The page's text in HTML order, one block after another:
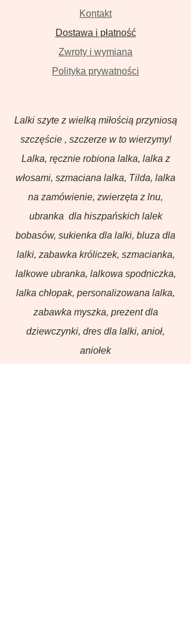
Kontakt
Dostawa i płatność
Zwroty i wymiana
Polityka prywatności
Lalki szyte z wielką miłością przyniosą
szczęście , szczerze w to wierzymy!
Lalka, ręcznie robiona lalka, lalka z
włosami, szmaciana lalka, Tilda, lalka
na zamówienie, zwierzęta z lnu,
ubranka dla hiszpańskich lalek
bobasów, sukienka dla lalki, bluza dla
lalki, zabawka króliczek, szmacianka,
lalkowe ubranka, lalkowa spodniczka,
lalka chłopak, personalizowana lalka,
zabawka myszka, prezent dla
dziewczynki, dres dla lalki, anioł,
aniołek